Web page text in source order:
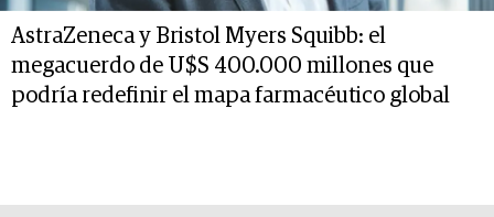
AstraZeneca y Bristol Myers Squibb: el
megacuerdo de U$S 400.000 millones que
podría redefinir el mapa farmacéutico global